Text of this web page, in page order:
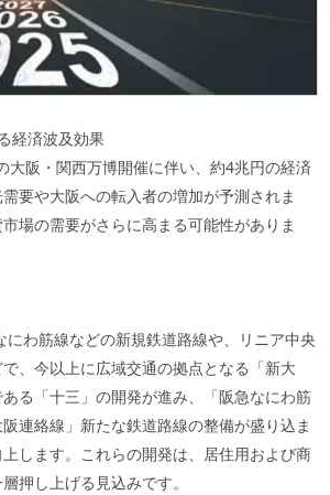
経済波及効果
大阪・関西万博開催に伴い、約4兆円の経済
要や大阪への転入者の増加が予測されま
場の需要がさらに高まる可能性がありま
わ筋線などの新規鉄道路線や、リニア中央
、今以上に広域交通の拠点となる「新大
る「十三」の開発が進み、「阪急なにわ筋
連絡線」新たな鉄道路線の整備が盛り込ま
します。これらの開発は、居住用および商
押し上げる見込みです。